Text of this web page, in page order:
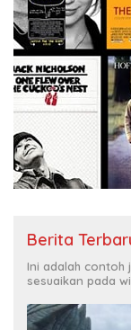
Berita
Ini adalah contoh
sesuaikan pada